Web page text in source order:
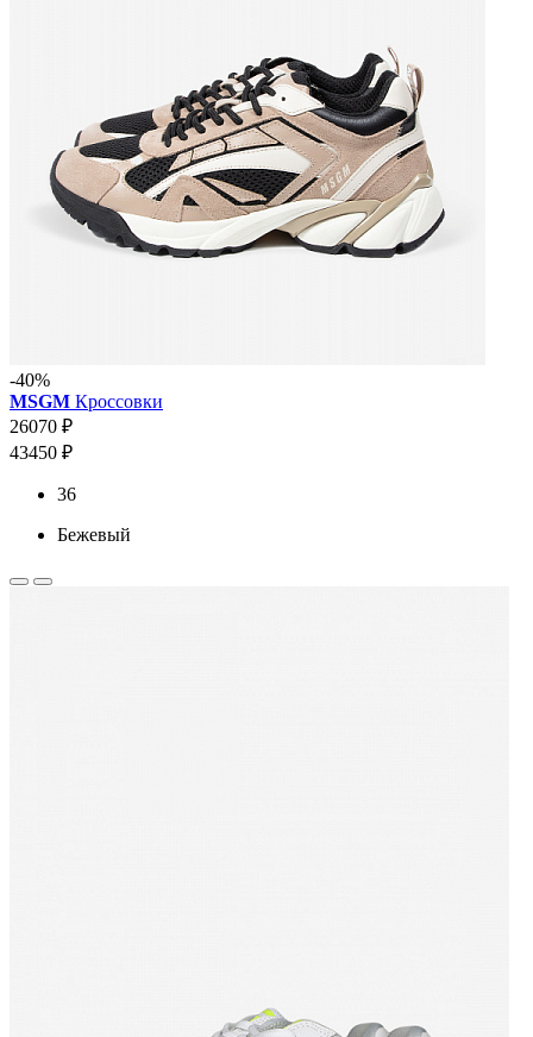
-40%
MSGM Кроссовки
26070 ₽
43450 ₽
36
Бежевый